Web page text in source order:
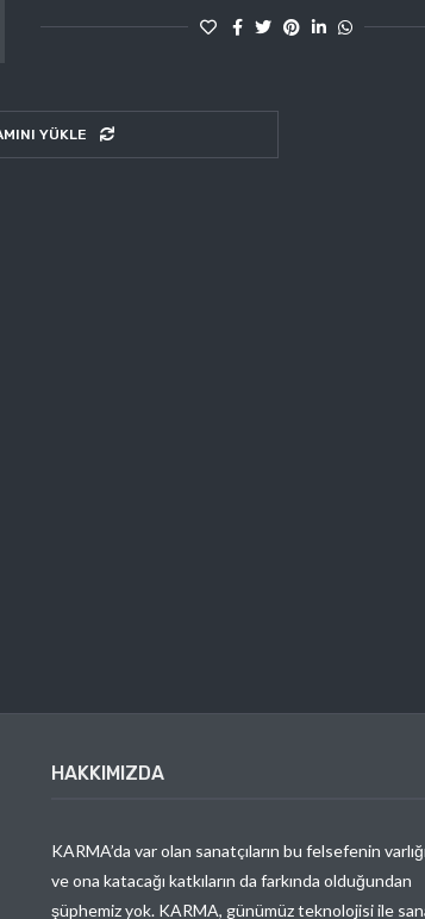
YÜKLE
HAKKIMIZDA
KARMA’da var olan sanatçıların bu felsefenin
ve ona katacağı katkıların da farkında olduğundan
şüphemiz yok. KARMA, günümüz teknolojisi ile